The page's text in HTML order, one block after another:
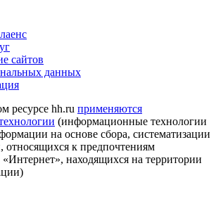
сайтов
данных
ресурсе hh.ru применяются
(информационные технологии
на основе сбора, систематизации
относящихся к предпочтениям
«Интернет», находящихся на территории